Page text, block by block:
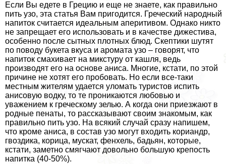
Если Вы едете в Грецию и еще не знаете, как правильно
пить узо, эта статья Вам пригодится. Греческий народный
напиток считается идеальным аперитивом. Однако никто
не запрещает его использовать и в качестве дижестива,
особенно после сытных плотных блюд. Скептики шутят
по поводу букета вкуса и аромата узо – говорят, что
напиток смахивает на микстуру от кашля, ведь
производят его на основе аниса. Многие, кстати, по этой
причине не хотят его пробовать. Но если все-таки
местным жителям удается уломать туристов испить
анисовую водку, то те проникаются любовью и
уважением к греческому зелью. А когда они приезжают в
родные пенаты, то рассказывают своим знакомым, как
правильно пить узо. На всякий случай сразу напишем,
что кроме аниса, в состав узо могут входить кориандр,
гвоздика, корица, мускат, фенхель, бадьян, которые,
кстати, заметно смягчают довольно большую крепость
напитка (40-50%).